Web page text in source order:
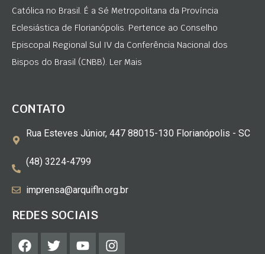
Católica no Brasil. É a Sé Metropolitana da Província
Eclesiástica de Florianópolis. Pertence ao Conselho
Episcopal Regional Sul IV da Conferência Nacional dos
Bispos do Brasil (CNBB). Ler Mais
CONTATO
Rua Esteves Júnior, 447 88015-130 Florianópolis - SC
(48) 3224-4799
imprensa@arquifln.org.br
REDES SOCIAIS